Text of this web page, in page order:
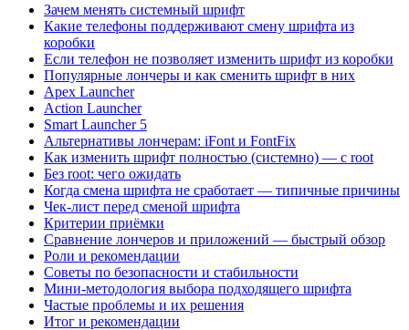
Зачем менять системный шрифт
Какие телефоны поддерживают смену шрифта из
коробки
Если телефон не позволяет изменить шрифт из коробки
Популярные лончеры и как сменить шрифт в них
Apex Launcher
Action Launcher
Smart Launcher 5
Альтернативы лончерам: iFont и FontFix
Как изменить шрифт полностью (системно) — с root
Без root: чего ожидать
Когда смена шрифта не сработает — типичные причины
Чек‑лист перед сменой шрифта
Критерии приёмки
Сравнение лончеров и приложений — быстрый обзор
Роли и рекомендации
Советы по безопасности и стабильности
Мини‑методология выбора подходящего шрифта
Частые проблемы и их решения
Итог и рекомендации